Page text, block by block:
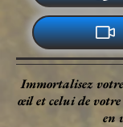
Immortalisez
œil et celui de
en